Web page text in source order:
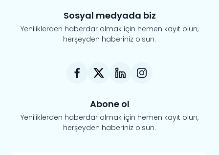
Sosyal medyada biz
Yeniliklerden haberdar olmak için hemen kayıt olun,
herşeyden haberiniz olsun.
Abone ol
Yeniliklerden haberdar olmak için hemen kayıt olun,
herşeyden haberiniz olsun.